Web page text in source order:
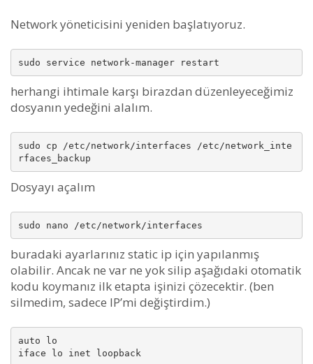
Network yöneticisini yeniden başlatıyoruz.
herhangi ihtimale karşı birazdan düzenleyeceğimiz
dosyanın yedeğini alalım.
sudo cp /etc/network/interfaces /etc/network_inte
Dosyayı açalım
buradaki ayarlarınız static ip için yapılanmış
olabilir. Ancak ne var ne yok silip aşağıdaki otomatik
kodu koymanız ilk etapta işinizi çözecektir. (ben
silmedim, sadece IP’mi değiştirdim.)
auto lo